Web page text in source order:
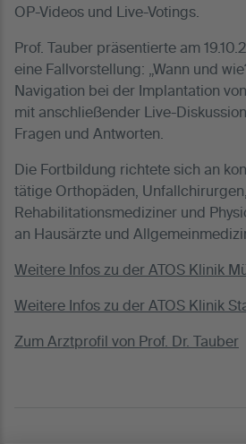
OP-Videos und Live-Votings.
Prof. Tauber präsentierte am
eine Fallvorstellung: „Wann und
Navigation bei der Implantation
mit anschließender Live-
Fragen und Antworten.
Die Fortbildung richtete sich an
tätige Orthopäden,
Rehabilitationsmediziner und
an Hausärzte und
Weitere Infos zu der ATOS Klinik
Weitere Infos zu der ATOS Klinik
Zum Arztprofil von Prof. Dr. Tauber